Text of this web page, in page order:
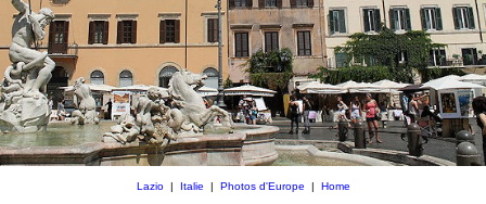
Lazio| Italie | Photos d'Europe | Home